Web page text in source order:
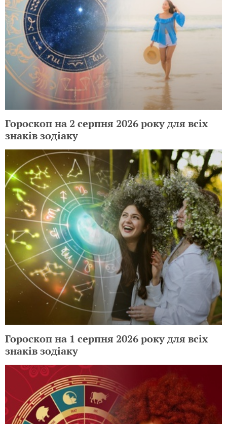
Гороскоп на 2 серпня 2026 року для всіх
знаків зодіаку
Гороскоп на 1 серпня 2026 року для всіх
знаків зодіаку